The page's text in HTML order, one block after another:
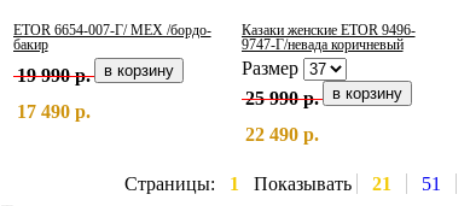
ETOR 6654-007-Г/ МЕХ /бордо-
бакир
19 990 р.
17 490 р.
Казаки женские ETOR 9496-
9747-Г/невада коричневый
Размер
25 990 р.
22 490 р.
Страницы: 1 Показывать 21 51